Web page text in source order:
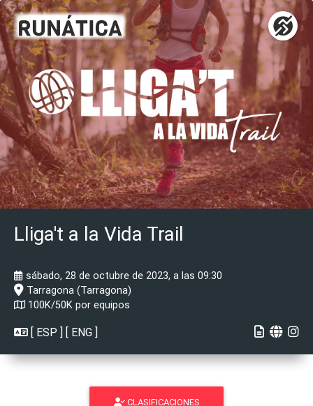
Lliga't a la Vida Trail
sábado, 28 de octubre de 2023, a las 09:30
Tarragona (Tarragona)
100K/50K por equipos
[ ESP ] [ ENG ]
CLASIFICACIONES